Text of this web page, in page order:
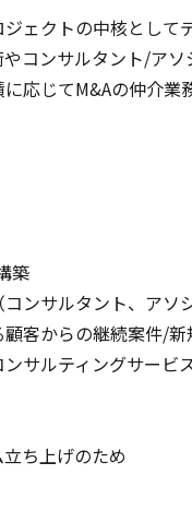
ェクトの中核として
コンサルタント/ア
応じてM&Aの仲介業
築
コンサルタント、アソ
顧客からの継続案件/
サルティングサービ
ち上げのため